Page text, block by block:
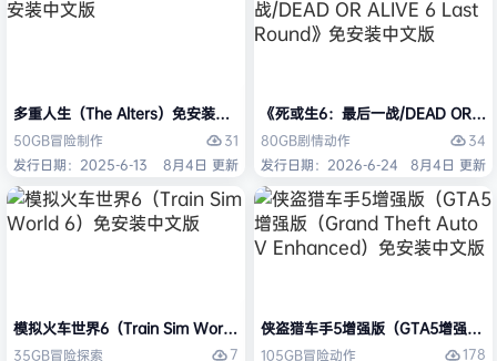
多重人生（The Alters）免安装中文版
50GB冒险制作
31
发行日期：2025-6-13
8月4日 更新
《死或生6：最后一战/DEAD OR
80GB剧情动作
34
发行日期：2026-6-24
8月4日 更新
模拟火车世界6（Train Sim World 6）免安装中文版
35GB冒险探索
7
侠盗猎车手5增强版（GTA5增强版
105GB冒险动作
178